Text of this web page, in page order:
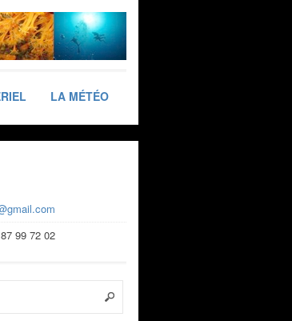
LA MÉTÉO
99 72 02